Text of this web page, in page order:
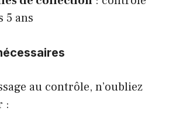
5 ans
au contrôle, n’oubliez
: